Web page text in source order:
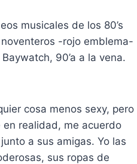
musicales de los 80’s
-rojo emblema-
90’a a la vena.
cosa menos sexy, pero
realidad, me acuerdo
a sus amigas. Yo las
sus ropas de